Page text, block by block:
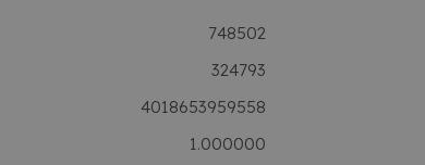
748502
324793
4018653959558
1.000000